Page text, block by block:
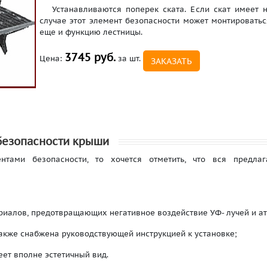
Устанавливаются поперек ската. Если скат имеет
случае этот элемент безопасности может
еще и функцию лестницы.
Цена: 3745 руб. за шт. ЗАКАЗАТЬ
крыши
безопасности, то хочется отметить, что вся
предотвращающих негативное воздействие УФ- лучей и
снабжена руководствующей инструкцией к установке;
вполне эстетичный вид.